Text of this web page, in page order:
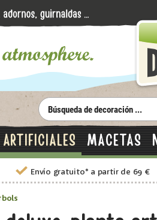
MACETAS
Envío gratuito* a partir de 69 €